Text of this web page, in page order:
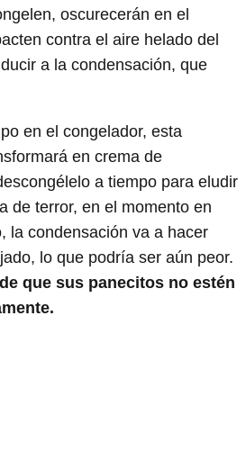
oscurecerán en el
contra el aire helado del
a la condensación, que
en el congelador, esta
en crema de
a tiempo para eludir
de terror, en el momento en
la condensación va a hacer
lo que podría ser aún peor.
que sus panecitos no estén